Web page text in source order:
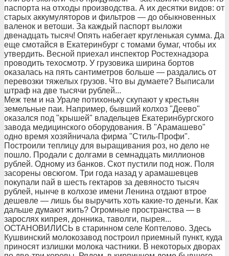
паспорта на отходы производства. А их десятки видов: от
старых аккумуляторов и фильтров — до обыкновенных
валенок и ветоши. За каждый паспорт выложи
двенадцать тысяч! Опять набегает кругленькая сумма. Да
еще смотайся в Екатеринбург с томами бумаг, чтобы их
утвердить. Весной приехал инспектор Ростехнадзора
проводить техосмотр. У грузовика ширина бортов
оказалась на пять сантиметров больше — раздались от
перевозки тяжелых грузов. Что вы думаете? Выписали
штраф на две тысячи рублей...
Меж тем и на Урале потихоньку скупают у крестьян
земельные паи. Например, бывший колхоз "Деево"
оказался под "крышей" владельцев Екатеринбургского
завода медицинского оборудования. В "Арамашево"
одно время хозяйничала фирма "Стиль-Профи".
Построили теплицу для выращивания роз, но дело не
пошло. Продали с долгами в семнадцать миллионов
рублей. Одному из банков. Скот пустили под нож. Поля
засорены овсюгом. Три года назад у арамашевцев
покупали пай в шесть гектаров за девяносто тысяч
рублей, нынче в колхозе имени Ленина отдают втрое
дешевле — лишь бы выручить хоть какие-то деньги. Как
дальше думают жить? Огромные пространства — в
зарослях кипрея, донника, таволги, пырея...
ОСТАНОВИЛИСЬ в старинном селе Коптелово. Здесь
Кушвинский молокозавод построил приемный пункт, куда
приносят излишки молока частники. В некоторых дворах